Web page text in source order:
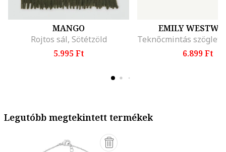
MANGO
Rojtos sál, Sötétzöld
5.995 Ft
EMILY
6.899 Ft
Legutóbb megtekintett termékek